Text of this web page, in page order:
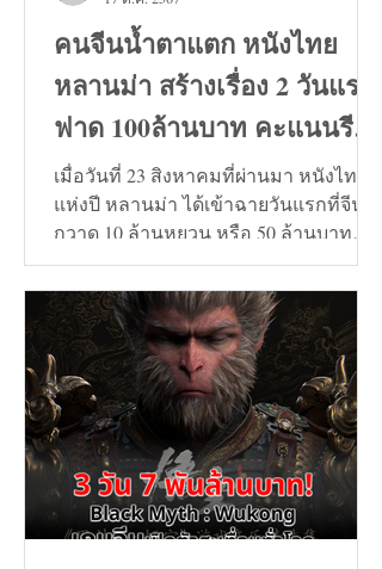
คนจีนน้ำตาแตก หนังไทย
หลานม่า สร้างเรื่อง 2 วันแรก
ฟาด 100ล้านบาท คะแนนรีวิว
9+
เมื่อวันที่ 23 สิงหาคมที่ผ่านมา หนังไทย
แห่งปี หลานม่า ได้เข้าฉายวันแรกที่จีน
กวาด 10 ล้านหยวน หรือ 50 ล้านบาท
และวันที่ 24 สิงหาคมทะลุ...